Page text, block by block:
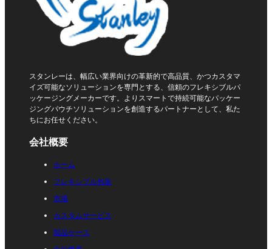
スタンレーは、幅広い業界向けの革新的で高品質、かつカスタマ
イズ可能なソリューションを専門とする、信頼のフレキシブルパ
ッケージングメーカーです。よりスマートで持続可能なパッケー
ジングパウチソリューションを創造するパートナーとして、私た
ちにお任せください。
会社概要
ホーム
フレキシブル包装
市場
カスタムサービス
製品ケース